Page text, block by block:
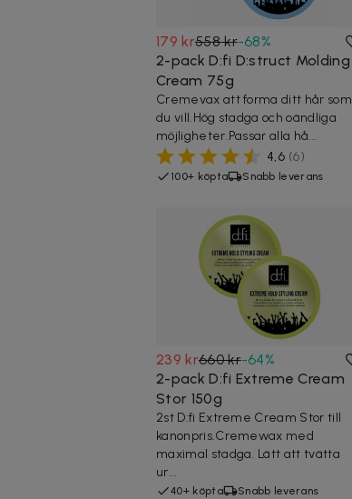
179 kr558 kr-68%
2-pack D:fi D:struct Molding
Cream 75g
Cremevax att forma ditt hår som
du vill.Hög stadga och oändliga
möjligheter.Passar alla hå...
4,6 (6)
100+ köpta Snabb leverans
239 kr660 kr-64%
2-pack D:fi Extreme Cream
Stor 150g
2st D:fi Extreme Cream Stor till
kanonpris.Cremewax med
maximal stadga. Lätt att tvätta
ur...
40+ köpta Snabb leverans